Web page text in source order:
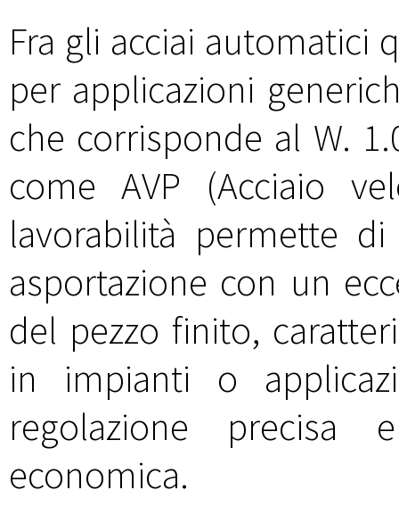
Fra gli acciai automatici
per applicazioni
che corrisponde al W.
come AVP (Acciaio
lavorabilità permette
asportazione con un
del pezzo finito,
in impianti o
regolazione precisa
economica.